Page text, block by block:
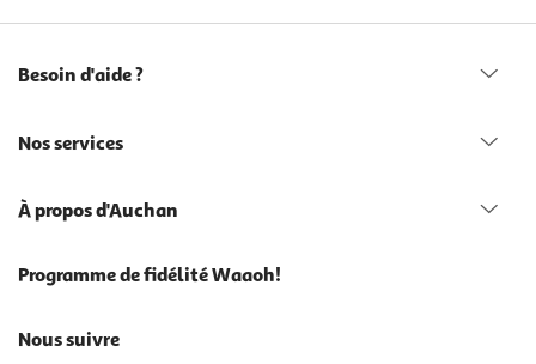
Besoin d'aide ?
Nos services
À propos d'Auchan
Programme de fidélité Waaoh!
Nous suivre